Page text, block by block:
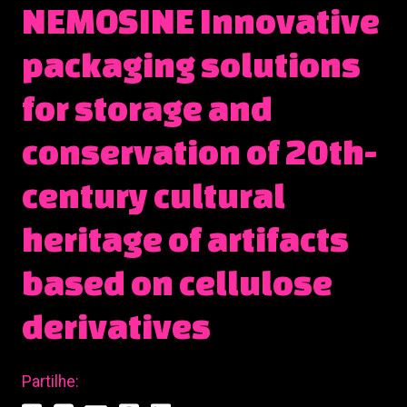
NEMOSINE Innovative
packaging solutions
for storage and
conservation of 20th-
century cultural
heritage of artifacts
based on cellulose
derivatives
Partilhe: